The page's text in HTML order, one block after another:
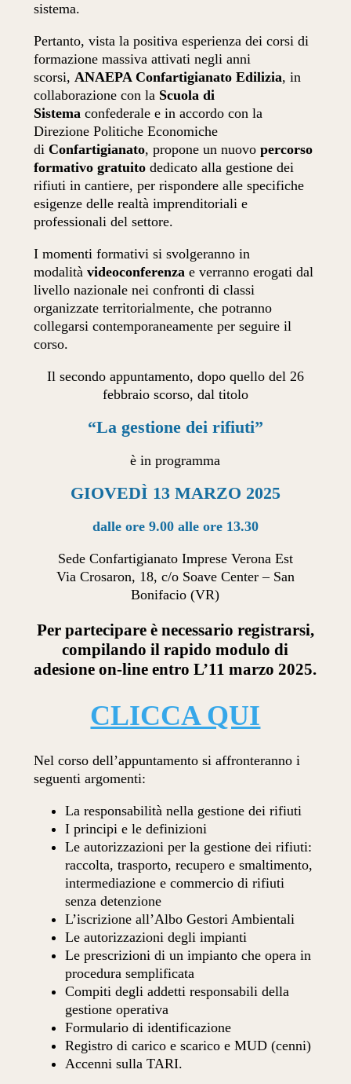
sistema.
Pertanto, vista la positiva esperienza dei corsi di
formazione massiva attivati negli anni
scorsi, ANAEPA Confartigianato Edilizia, in
collaborazione con la Scuola di
Sistema confederale e in accordo con la
Direzione Politiche Economiche
di Confartigianato, propone un nuovopercorso
formativo gratuito dedicato alla gestione dei
rifiuti in cantiere, per rispondere alle specifiche
esigenze delle realtà imprenditoriali e
professionali del settore.
I momenti formativi si svolgeranno in
modalitàvideoconferenza e verranno erogati dal
livello nazionale nei confronti di classi
organizzate territorialmente, che potranno
collegarsi contemporaneamente per seguire il
corso.
Il secondo appuntamento, dopo quello del 26
febbraio scorso, dal titolo
“La gestione dei rifiuti”
è in programma
GIOVEDÌ 13 MARZO 2025
dalle ore 9.00 alle ore 13.30
Sede Confartigianato Imprese Verona Est
Via Crosaron, 18, c/o Soave Center – San
Bonifacio (VR)
Per partecipare è necessario registrarsi,
compilando il rapido modulo di
adesione on-line entro L’11 marzo 2025.
CLICCA QUI
Nel corso dell’appuntamento si affronteranno i
seguenti argomenti:
La responsabilità nella gestione dei rifiuti
I principi e le definizioni
Le autorizzazioni per la gestione dei rifiuti:
raccolta, trasporto, recupero e smaltimento,
intermediazione e commercio di rifiuti
senza detenzione
L’iscrizione all’Albo Gestori Ambientali
Le autorizzazioni degli impianti
Le prescrizioni di un impianto che opera in
procedura semplificata
Compiti degli addetti responsabili della
gestione operativa
Formulario di identificazione
Registro di carico e scarico e MUD (cenni)
Accenni sulla TARI.